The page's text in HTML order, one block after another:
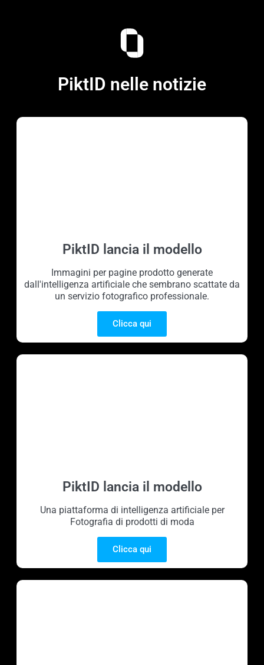
PiktID nelle notizie
PiktID lancia il modello
Immagini per pagine prodotto generate
dall'intelligenza artificiale che sembrano scattate da
un servizio fotografico professionale.
Clicca qui
PiktID lancia il modello
Una piattaforma di intelligenza artificiale per
Fotografia di prodotti di moda
Clicca qui